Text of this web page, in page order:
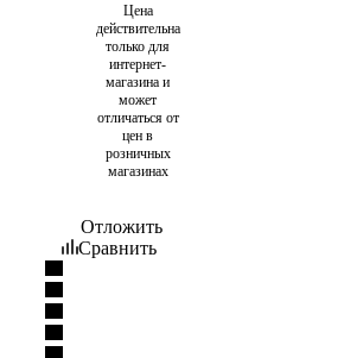
Цена
действительна
только для
интернет-
магазина и
может
отличаться от
цен в
розничных
магазинах
Отложить
Сравнить